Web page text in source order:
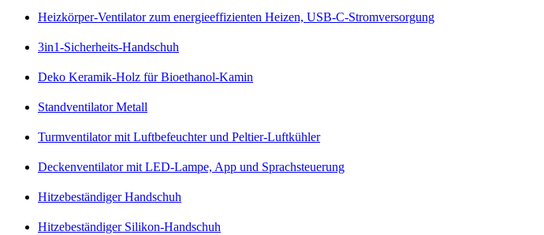
Heizkörper-Ventilator zum energieeffizienten Heizen, USB-C-Stromversorgung
3in1-Sicherheits-Handschuh
Deko Keramik-Holz für Bioethanol-Kamin
Standventilator Metall
Turmventilator mit Luftbefeuchter und Peltier-Luftkühler
Deckenventilator mit LED-Lampe, App und Sprachsteuerung
Hitzebeständiger Handschuh
Hitzebeständiger Silikon-Handschuh